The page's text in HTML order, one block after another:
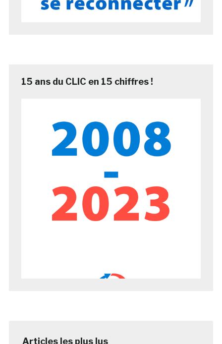
15 ans du CLIC en 15 chiffres !